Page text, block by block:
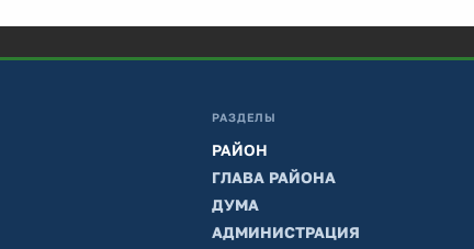
РАЗДЕЛЫ
РАЙОН
ГЛАВА РАЙОНА
ДУМА
АДМИНИСТРАЦИЯ